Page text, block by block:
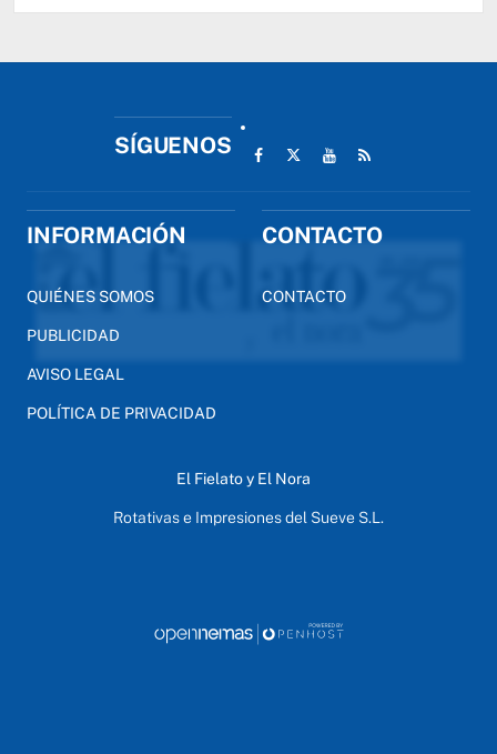
SÍGUENOS
INFORMACIÓN
QUIÉNES SOMOS
PUBLICIDAD
AVISO LEGAL
POLÍTICA DE PRIVACIDAD
CONTACTO
CONTACTO
El Fielato y El Nora
Rotativas e Impresiones del Sueve S.L.